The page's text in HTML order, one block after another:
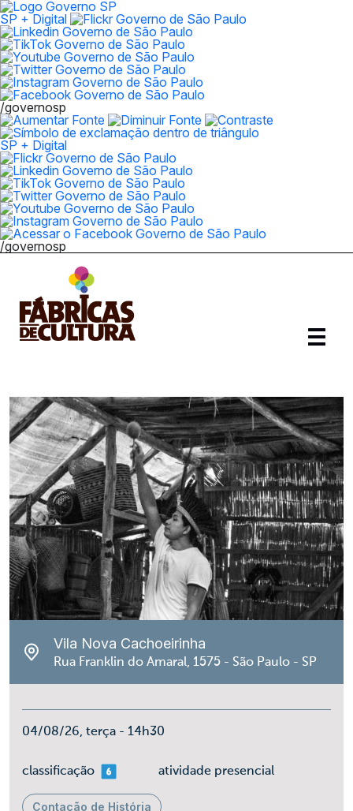
SP + Digital
/governosp
SP + Digital
/governosp
Vila Nova Cachoeirinha
Rua Franklin do Amaral, 1575 - São Paulo - SP
04/08/26, terça - 14h30
classificaçãomais 06 atividade presencial
Contação de História